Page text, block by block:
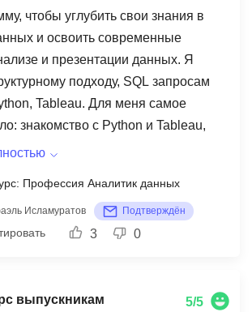
чтобы углубить свои знания в
и освоить современные
и презентации данных. Я
подходу, SQL запросам
Tableau. Для меня самое
знакомство с Python и Tableau,
с PowerPoint, сообщество
работать с большим количеством
выделять суть и презентовать
бизнес-презентации. Думаю,
компаниях. Я рекомендую этот
Профессия Аналитик данных
Исламуратов Подтверждён
3 0
выпускникам
5/5